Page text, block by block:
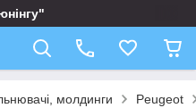
молдинги Peugeot